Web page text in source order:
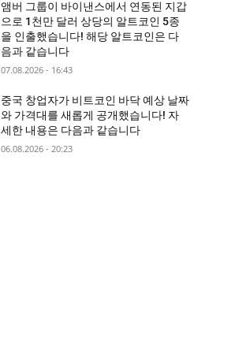
앰버 그룹이 바이낸스에서 연동된 지갑
으로 1천만 달러 상당의 알트코인 5종
을 인출했습니다! 해당 알트코인은 다
음과 같습니다
07.08.2026 - 16:43
중국 창업자가 비트코인 바닥 예상 날짜
와 가격대를 새롭게 공개했습니다! 자
세한 내용은 다음과 같습니다
06.08.2026 - 20:23